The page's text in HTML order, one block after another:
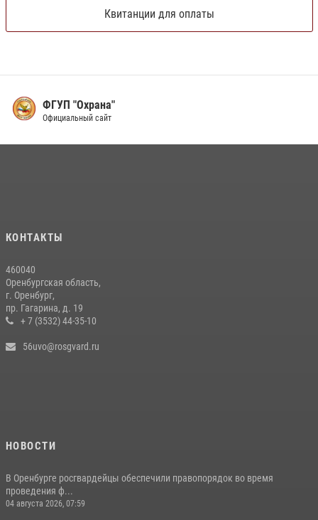
Квитанции для оплаты
ФГУП "Охрана"
Официальный сайт
КОНТАКТЫ
460040
Оренбургская область,
г. Оренбург,
пр. Гагарина, д. 19
+ 7 (3532) 44-35-10
56uvo@rosgvard.ru
НОВОСТИ
В Оренбурге росгвардейцы обеспечили правопорядок во время
проведения ф...
04 августа 2026, 07:59